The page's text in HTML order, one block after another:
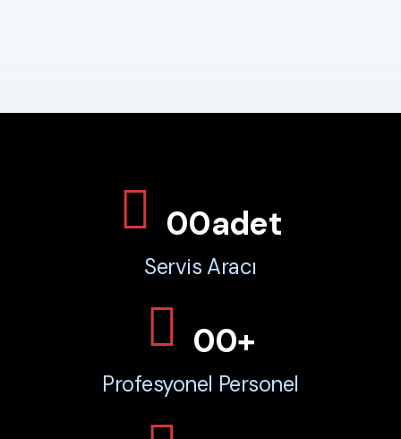
00adet
Servis Aracı
00+
Profesyonel Personel